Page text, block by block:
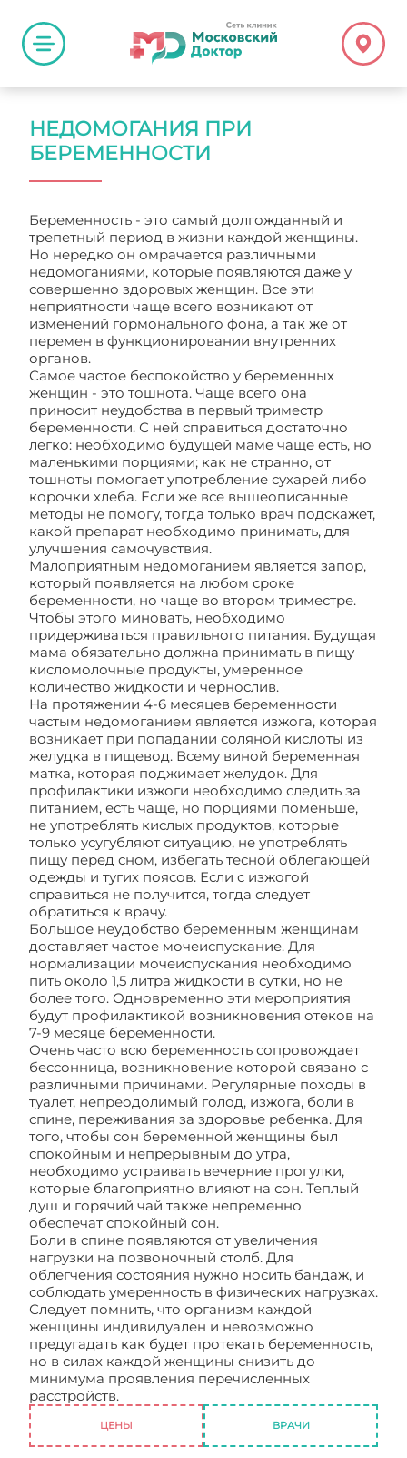
НЕДОМОГАНИЯ ПРИ
БЕРЕМЕННОСТИ
Беременность - это самый долгожданный и
трепетный период в жизни каждой женщины.
Но нередко он омрачается различными
недомоганиями, которые появляются даже у
совершенно здоровых женщин. Все эти
неприятности чаще всего возникают от
изменений гормонального фона, а так же от
перемен в функционировании внутренних
органов.
Самое частое беспокойство у беременных
женщин - это тошнота. Чаще всего она
приносит неудобства в первый триместр
беременности. С ней справиться достаточно
легко: необходимо будущей маме чаще есть, но
маленькими порциями; как не странно, от
тошноты помогает употребление сухарей либо
корочки хлеба. Если же все вышеописанные
методы не помогу, тогда только врач подскажет,
какой препарат необходимо принимать, для
улучшения самочувствия.
Малоприятным недомоганием является запор,
который появляется на любом сроке
беременности, но чаще во втором триместре.
Чтобы этого миновать, необходимо
придерживаться правильного питания. Будущая
мама обязательно должна принимать в пищу
кисломолочные продукты, умеренное
количество жидкости и чернослив.
На протяжении 4-6 месяцев беременности
частым недомоганием является изжога, которая
возникает при попадании соляной кислоты из
желудка в пищевод. Всему виной беременная
матка, которая поджимает желудок. Для
профилактики изжоги необходимо следить за
питанием, есть чаще, но порциями поменьше,
не употреблять кислых продуктов, которые
только усугубляют ситуацию, не употреблять
пищу перед сном, избегать тесной облегающей
одежды и тугих поясов. Если с изжогой
справиться не получится, тогда следует
обратиться к врачу.
Большое неудобство беременным женщинам
доставляет частое мочеиспускание. Для
нормализации мочеиспускания необходимо
пить около 1,5 литра жидкости в сутки, но не
более того. Одновременно эти мероприятия
будут профилактикой возникновения отеков на
7-9 месяце беременности.
Очень часто всю беременность сопровождает
бессонница, возникновение которой связано с
различными причинами. Регулярные походы в
туалет, непреодолимый голод, изжога, боли в
спине, переживания за здоровье ребенка. Для
того, чтобы сон беременной женщины был
спокойным и непрерывным до утра,
необходимо устраивать вечерние прогулки,
которые благоприятно влияют на сон. Теплый
душ и горячий чай также непременно
обеспечат спокойный сон.
Боли в спине появляются от увеличения
нагрузки на позвоночный столб. Для
облегчения состояния нужно носить бандаж, и
соблюдать умеренность в физических нагрузках.
Следует помнить, что организм каждой
женщины индивидуален и невозможно
предугадать как будет протекать беременность,
но в силах каждой женщины снизить до
минимума проявления перечисленных
расстройств.
ЦЕНЫ ВРАЧИ